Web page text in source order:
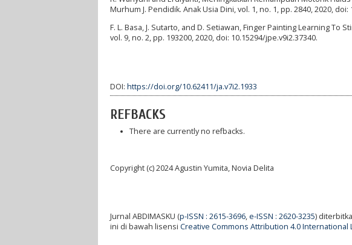
Murhum J. Pendidik. Anak Usia Dini, vol. 1, no. 1, pp. 2840, 2020,
F. L. Basa, J. Sutarto, and D. Setiawan, Finger Painting Learning To
vol. 9, no. 2, pp. 193200, 2020, doi: 10.15294/jpe.v9i2.37340.
DOI: https://doi.org/10.62411/ja.v7i2.1933
REFBACKS
There are currently no refbacks.
Copyright (c) 2024 Agustin Yumita, Novia Delita
Jurnal ABDIMASKU (p-ISSN : 2615-3696,e-ISSN : 2620-3235)
ini di bawah lisensi Creative Commons Attribution 4.0 International